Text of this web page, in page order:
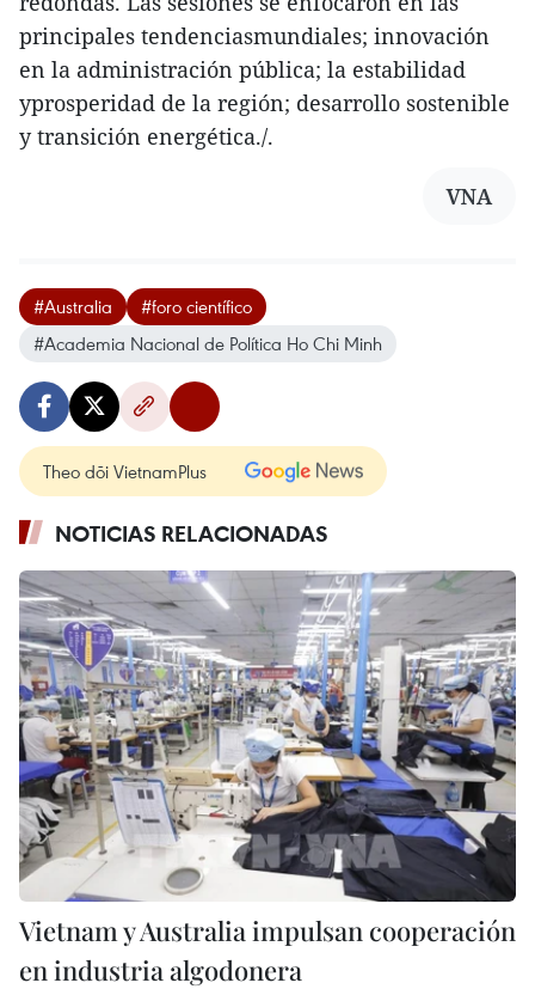
principales tendenciasmundiales; innovación
en la administración pública; la estabilidad
yprosperidad de la región; desarrollo sostenible
y transición energética./.
VNA
#Australia
#foro científico
#Academia Nacional de Política Ho Chi Minh
Theo dõi VietnamPlus
NOTICIAS RELACIONADAS
Vietnam y Australia impulsan cooperación
en industria algodonera